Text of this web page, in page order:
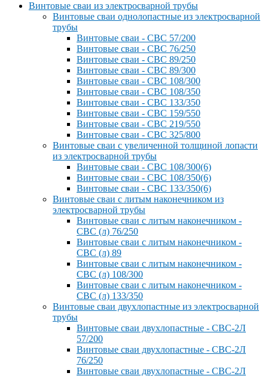
Винтовые сваи из электросварной трубы
Винтовые сваи однолопастные из электросварной
трубы
Винтовые сваи - СВС 57/200
Винтовые сваи - СВС 76/250
Винтовые сваи - СВС 89/250
Винтовые сваи - СВС 89/300
Винтовые сваи - СВС 108/300
Винтовые сваи - СВС 108/350
Винтовые сваи - СВС 133/350
Винтовые сваи - СВС 159/550
Винтовые сваи - СВС 219/550
Винтовые сваи - СВС 325/800
Винтовые сваи с увеличенной толщиной лопасти
из электросварной трубы
Винтовые сваи - СВС 108/300(6)
Винтовые сваи - СВС 108/350(6)
Винтовые сваи - СВС 133/350(6)
Винтовые сваи с литым наконечником из
электросварной трубы
Винтовые сваи с литым наконечником -
СВС (л) 76/250
Винтовые сваи с литым наконечником -
СВС (л) 89
Винтовые сваи с литым наконечником -
СВС (л) 108/300
Винтовые сваи с литым наконечником -
СВС (л) 133/350
Винтовые сваи двухлопастные из электросварной
трубы
Винтовые сваи двухлопастные - СВС-2Л
57/200
Винтовые сваи двухлопастные - СВС-2Л
76/250
Винтовые сваи двухлопастные - СВС-2Л